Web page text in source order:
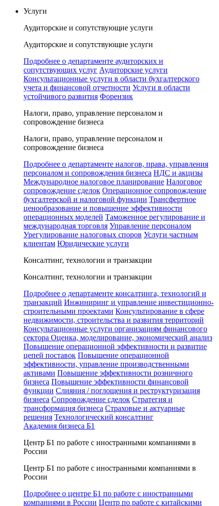
Услуги
Аудиторские и сопутствующие услуги
Аудиторские и сопутствующие услуги
Подробнее о департаменте аудиторских и
сопутствующих услуг Аудиторские услуги
Консультационные услуги в области бухгалтерского
учета и финансовой отчетности Услуги в области
устойчивого развития Форензик
Налоги, право, управление персоналом и
сопровождение бизнеса
Налоги, право, управление персоналом и
сопровождение бизнеса
Подробнее о департаменте налогов, права, управления
персоналом и сопровождения бизнеса НДС и акцизы
Международное налоговое планирование Налоговое
сопровождение сделок Операционное сопровождение
бухгалтерской и налоговой функции Трансфертное
ценообразование и повышение эффективности
операционных моделей Таможенное регулирование и
международная торговля Управление персоналом
Урегулирование налоговых споров Услуги частным
клиентам Юридические услуги
Консалтинг, технологии и транзакции
Консалтинг, технологии и транзакции
Подробнее о департаменте консалтинга, технологий и
транзакций Инжиниринг и управление инвестиционно-
строительными проектами Консультирование в сфере
недвижимости, строительства и развития территорий
Консультационные услуги организациям финансового
сектора Оценка, моделирование, экономический анализ
Повышение операционной эффективности и развитие
цепей поставок Повышение операционной
эффективности, управление производственными
активами Повышение эффективности розничного
бизнеса Повышение эффективности финансовой
функции Слияния / поглощения и реструктуризация
бизнеса Сопровождение сделок Стратегия и
трансформация бизнеса Страховые и актуарные
решения Технологический консалтинг
Академия бизнеса Б1
Центр Б1 по работе с иностранными компаниями в
России
Центр Б1 по работе с иностранными компаниями в
России
Подробнее о центре Б1 по работе с иностранными
компаниями в России Центр по работе с китайскими